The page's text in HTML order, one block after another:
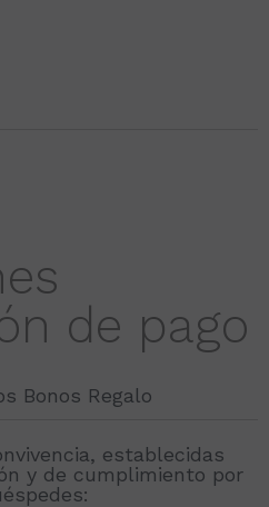
de pago
Bonos Regalo
establecidas
y de cumplimiento por